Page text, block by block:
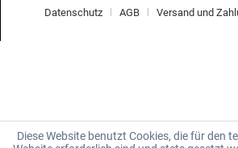
Datenschutz AGB Versand und
Diese Website benutzt Cookies, die für den